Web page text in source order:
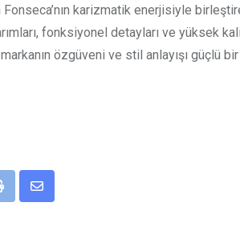
karizmatik enerjisiyle
fonksiyonel detayları ve yüksek
özgüveni ve stil anlayışı güçlü
Share